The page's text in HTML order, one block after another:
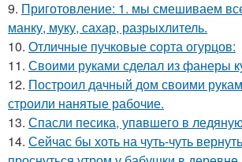
9. Приготовление: 1. мы смешиваем
манку, муку, сахар, разрыхлитель.
10. Отличные пучковые сорта огурцов:
11. Своими руками сделал из фанеры
12. Построил дачный дом своими
строили нанятые рабочие.
13. Спасли песика, упaвшего в
14. Сейчас бы хоть на чуть-чуть